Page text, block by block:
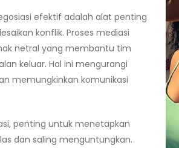
efektif adalah alat penting
konflik. Proses mediasi
netral yang membantu tim
keluar. Hal ini mengurangi
memungkinkan komunikasi
penting untuk menetapkan
dan saling menguntungkan.